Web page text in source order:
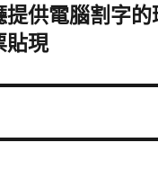
提供電腦割字的
貼現